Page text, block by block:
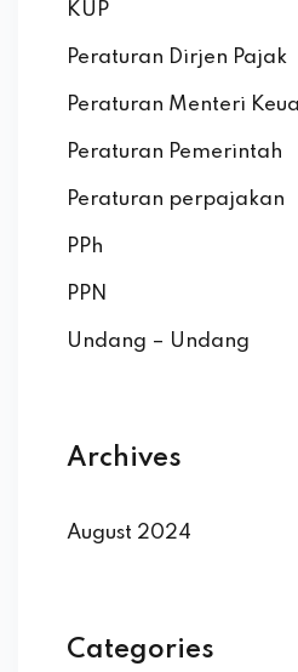
KUP
Peraturan Dirjen Pajak
Peraturan Menteri
Peraturan Pemerintah
Peraturan perpajakan
PPh
PPN
Undang – Undang
Archives
August 2024
Categories